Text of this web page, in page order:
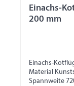
Einachs-
200 mm
Einachs-
Material
Spannweite